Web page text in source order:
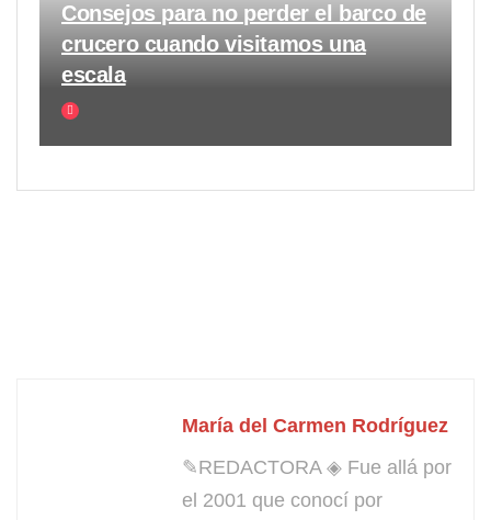
Consejos para no perder el barco de
crucero cuando visitamos una
escala
María del Carmen Rodríguez
✎REDACTORA ◈ Fue allá por
el 2001 que conocí por